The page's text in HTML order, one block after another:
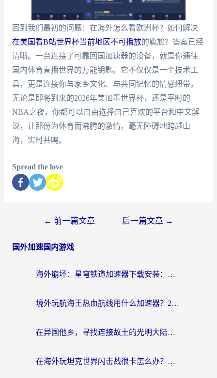
回到我们最初的问题：在海外怎么看欧洲杯？如何解决
在美国看B站世界杯当前地区不可播放的尴尬？答案已经
清晰。一台连接了可靠回国加速器的设备，就是你通往
国内体育直播世界的万能钥匙。它不仅仅是一个技术工
具，更是连接你与家乡文化、与共同记忆的情感纽带。
无论是即将到来的2026年美加墨世界杯，还是平时的
NBA之夜，你都可以自由选择自己喜欢的平台和中文解
说，让那份为体育而沸腾的激情，毫无障碍地跨越山
海，实时共鸣。
Spread the love
← 前一篇文章 后一篇文章 →
国外加速国内游戏
海外崩坏：星穹铁道加速器下载安装：一份给游子的终极网络指南
境外玩航海王热血航线用什么加速器？2026海外玩家实测最优方案（附欧洲问道堡垒前线加速技巧）
在异国他乡，寻找连接故土的光明大陆免费加速器
在海外玩坦克世界闪击战很卡怎么办？老玩家亲测有效的加速器选择指南